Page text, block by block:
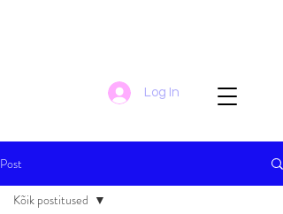
Log In
Post
Kõik postitused